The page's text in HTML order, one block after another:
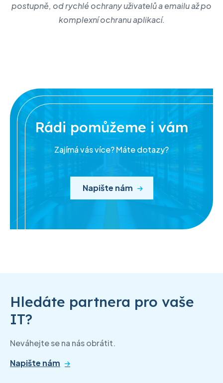
postupně, od rychlé ochrany uživatelů a emailu až po
komplexní ochranu aplikací.
Rádi pomůžeme i vám
Zajímá vás více? Máte dotazy?
Napište nám
Hledáte partnera pro vaše
IT?
Neváhejte se na nás obrátit.
Napište nám